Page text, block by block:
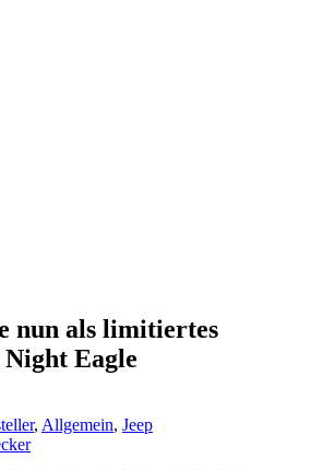
nun als limitiertes
Eagle
, Allgemein, Jeep